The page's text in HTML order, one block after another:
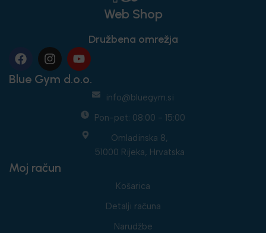
Web Shop
Družbena omrežja
Blue Gym d.o.o.
info@bluegym.si
Pon-pet: 08:00 - 15:00
Omladinska 8,
51000 Rijeka, Hrvatska
Moj račun
Košarica
Detalji računa
Narudžbe